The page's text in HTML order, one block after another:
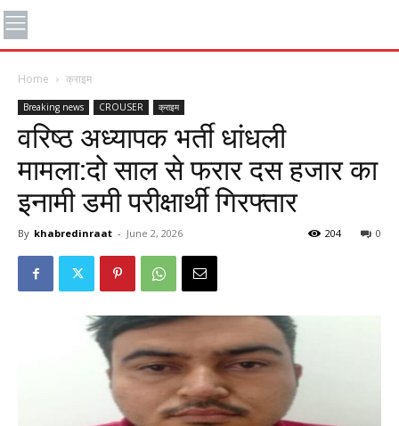
Home क्राइम
Breaking news CROUSER क्राइम
वरिष्ठ अध्यापक भर्ती धांधली
मामला:दो साल से फरार दस हजार का
इनामी डमी परीक्षार्थी गिरफ्तार
By khabredinraat - June 2, 2026 0
204